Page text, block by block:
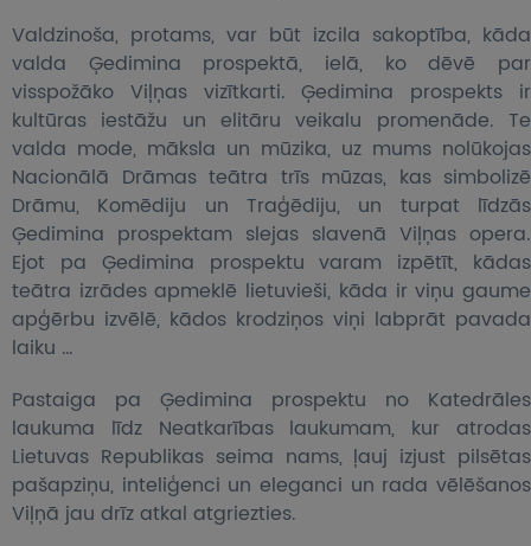
Valdzinoša, protams, var būt izcila sakoptība, kāda
valda Ģedimina prospektā, ielā, ko dēvē par
visspožāko Viļņas vizītkarti. Ģedimina prospekts ir
kultūras iestāžu un elitāru veikalu promenāde. Te
valda mode, māksla un mūzika, uz mums nolūkojas
Nacionālā Drāmas teātra trīs mūzas, kas simbolizē
Drāmu, Komēdiju un Traģēdiju, un turpat līdzās
Ģedimina prospektam slejas slavenā Viļņas opera.
Ejot pa Ģedimina prospektu varam izpētīt, kādas
teātra izrādes apmeklē lietuvieši, kāda ir viņu gaume
apģērbu izvēlē, kādos krodziņos viņi labprāt pavada
laiku …
Pastaiga pa Ģedimina prospektu no Katedrāles
laukuma līdz Neatkarības laukumam, kur atrodas
Lietuvas Republikas seima nams, ļauj izjust pilsētas
pašapziņu, inteliģenci un eleganci un rada vēlēšanos
Viļņā jau drīz atkal atgriezties.